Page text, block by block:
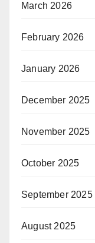
March 2026
February 2026
January 2026
December 2025
November 2025
October 2025
September 2025
August 2025